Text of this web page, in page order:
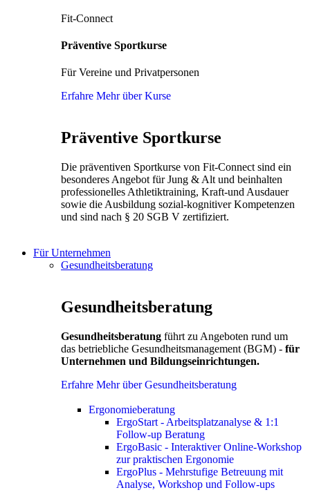
Fit-Connect
Präventive Sportkurse
Für Vereine und Privatpersonen
Erfahre Mehr über Kurse
Präventive Sportkurse
Die präventiven Sportkurse von Fit-Connect sind ein
besonderes Angebot für Jung & Alt und beinhalten
professionelles Athletiktraining, Kraft-und Ausdauer
sowie die Ausbildung sozial-kognitiver Kompetenzen
und sind nach § 20 SGB V zertifiziert.
Für Unternehmen
Gesundheitsberatung
Gesundheitsberatung
Gesundheitsberatung führt zu Angeboten rund um
das betriebliche Gesundheitsmanagement (BGM) - für
Unternehmen und Bildungseinrichtungen.
Erfahre Mehr über Gesundheitsberatung
Ergonomieberatung
ErgoStart - Arbeitsplatzanalyse & 1:1
Follow-up Beratung
ErgoBasic - Interaktiver Online-Workshop
zur praktischen Ergonomie
ErgoPlus - Mehrstufige Betreuung mit
Analyse, Workshop und Follow-ups